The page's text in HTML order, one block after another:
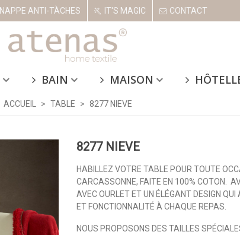
NAPPE ANTI-TÀCHES IT'S MAGIC CONTACT
BAIN MAISON
ACCUEIL > TABLE > 8277 NIEVE
8277 NIEVE
HABILLEZ VOTRE TABLE POUR TOUTE
CARCASSONNE, FAITE EN 100% COTON.
AVEC OURLET ET UN ÉLÉGANT DESIGN
ET FONCTIONNALITÉ À CHAQUE REPAS.
NOUS PROPOSONS DES TAILLES